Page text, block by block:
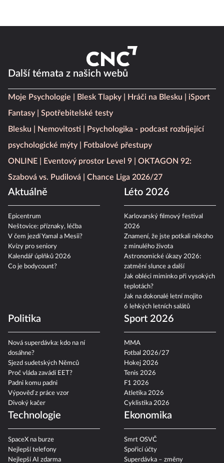
Další témata z našich webů
Moje Psychologie Blesk Tlapky Hráči na Blesku
iSport
Fantasy
Spotřebitelské testy
Blesku
Nemovitosti
Psychologika - podcast rozbíjející
psychologické mýty
Fotbalové přestupy
ONLINE
Eventový prostor Level 9
OKTAGON 92:
Szabová vs. Pudilová
Chance Liga 2026/27
Aktuálně
Epicentrum
Neštovice: příznaky, léčba
V čem jezdí Yamal a Mesii?
Kvízy pro seniory
Kalendář úplňků 2026
Co je bodycount?
Léto 2026
Karlovarský filmový festival
2026
Znamení, že jste potkali někoho
z minulého života
Astronomické úkazy 2026:
zatmění slunce a další
Jak obléci miminko při vysokých
teplotách?
Jak na dokonalé letní mojito
6 lehkých letních salátů
Politika
Nová superdávka: kdo na ní
dosáhne?
Sjezd sudetských Němců
Proč vláda zavádí EET?
Padni komu padni
Výpověď z práce vzor
Divoký kačer
Sport 2026
MMA
Fotbal 2026/27
Hokej 2026
Tenis 2026
F1 2026
Atletika 2026
Cyklistika 2026
Technologie
SpaceX na burze
Nejlepší telefony
Nejlepší AI zdarma
Ekonomika
Smrt OSVČ
Spořicí účty
Superdávka – změny